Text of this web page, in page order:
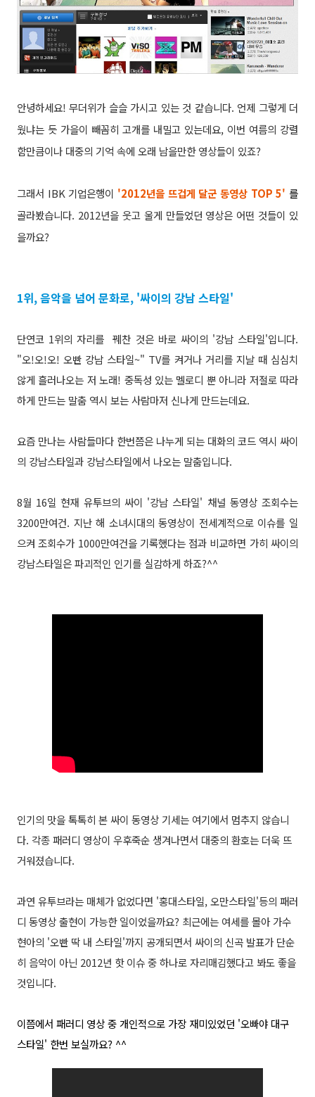
안녕하세요! 무더위가 슬슬 가시고 있는 것 같습니다. 언제 그렇게 더
웠냐는 듯 가을이 빼꼼히 고개를 내밀고 있는데요, 이번 여름의 강렬
함만큼이나 대중의 기억 속에 오래 남을만한 영상들이 있죠?
그래서 IBK 기업은행이 '2012년을 뜨겁게 달군 동영상 TOP 5' 를
골라봤습니다. 2012년을 웃고 울게 만들었던 영상은 어떤 것들이 있
을까요?
1위, 음악을 넘어 문화로, '싸이의 강남 스타일'
단연코 1위의 자리를 꿰찬 것은 바로 싸이의 '강남 스타일'입니다.
"오!오!오! 오빤 강남 스타일~" TV를 켜거나 거리를 지날 때 심심치
않게 흘러나오는 저 노래! 중독성 있는 멜로디 뿐 아니라 저절로 따라
하게 만드는 말춤 역시 보는 사람마저 신나게 만드는데요.
요즘 만나는 사람들마다 한번쯤은 나누게 되는 대화의 코드 역시 싸이
의 강남스타일과 강남스타일에서 나오는 말춤입니다.
8월 16일 현재 유투브의 싸이 '강남 스타일' 채널 동영상 조회수는
3200만여건. 지난 해 소녀시대의 동영상이 전세계적으로 이슈를 일
으켜 조회수가 1000만여건을 기록했다는 점과 비교하면 가히 싸이의
강남스타일은 파괴적인 인기를 실감하게 하죠?^^
인기의 맛을 톡톡히 본 싸이 동영상 기세는 여기에서 멈추지 않습니
다. 각종 패러디 영상이 우후죽순 생겨나면서 대중의 환호는 더욱 뜨
거워졌습니다.
과연 유투브라는 매체가 없었다면 '홍대스타일, 오만스타일'등의 패러
디 동영상 출현이 가능한 일이었을까요? 최근에는 여세를 몰아 가수
현아의 '오빤 딱 내 스타일'까지 공개되면서 싸이의 신곡 발표가 단순
히 음악이 아닌 2012년 핫 이슈 중 하나로 자리매김했다고 봐도 좋을
것입니다.
이쯤에서 패러디 영상 중 개인적으로 가장 재미있었던 '오빠야 대구
스타일' 한번 보실까요? ^^